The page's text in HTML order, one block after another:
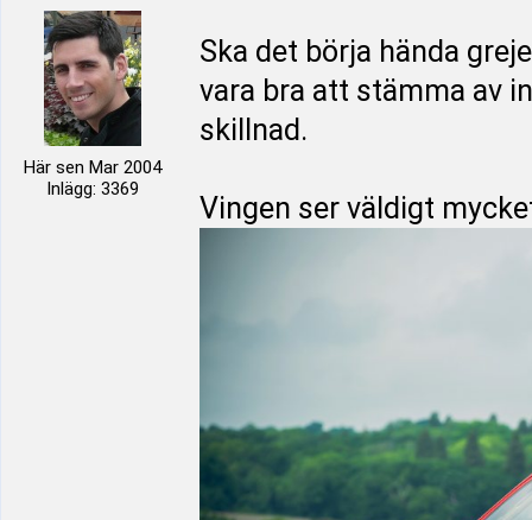
Här sen Mar 2004
Inlägg: 3369
Ska det börja hända
vara bra att stämma av
skillnad.
Vingen ser väldigt